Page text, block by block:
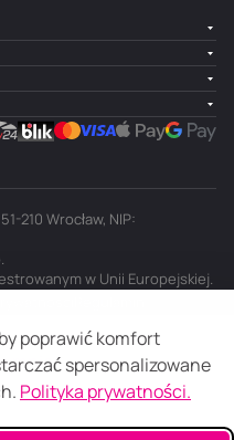
poprawić komfort
spersonalizowane
Polityka prywatności.
mnie
210 Wrocław, NIP:
w Unii Europejskiej.